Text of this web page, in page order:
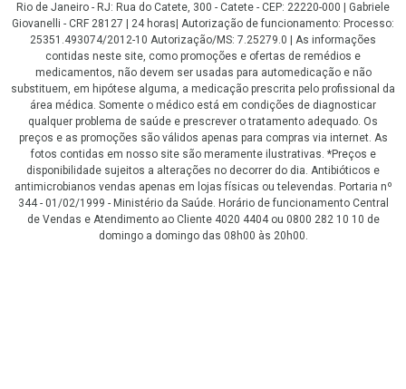
Rio de Janeiro - RJ: Rua do Catete, 300 - Catete - CEP: 22220-000 | Gabriele
Giovanelli - CRF 28127 | 24 horas| Autorização de funcionamento: Processo:
25351.493074/2012-10 Autorização/MS: 7.25279.0 | As informações
contidas neste site, como promoções e ofertas de remédios e
medicamentos, não devem ser usadas para automedicação e não
substituem, em hipótese alguma, a medicação prescrita pelo profissional da
área médica. Somente o médico está em condições de diagnosticar
qualquer problema de saúde e prescrever o tratamento adequado. Os
preços e as promoções são válidos apenas para compras via internet. As
fotos contidas em nosso site são meramente ilustrativas. *Preços e
disponibilidade sujeitos a alterações no decorrer do dia. Antibióticos e
antimicrobianos vendas apenas em lojas físicas ou televendas. Portaria nº
344 - 01/02/1999 - Ministério da Saúde. Horário de funcionamento Central
de Vendas e Atendimento ao Cliente 4020 4404 ou 0800 282 10 10 de
domingo a domingo das 08h00 às 20h00.